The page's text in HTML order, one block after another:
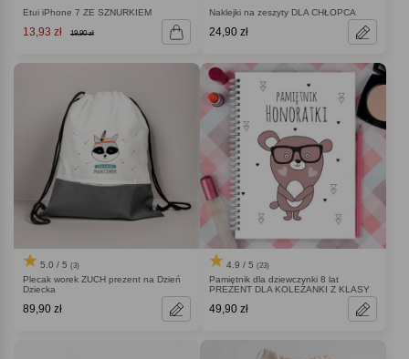
Etui iPhone 7 ZE SZNURKIEM
13,93 zł 19,90 zł
Naklejki na zeszyty DLA CHŁOPCA
24,90 zł
5.0 / 5 (3)
Plecak worek ZUCH prezent na Dzień
Dziecka
89,90 zł
4.9 / 5 (23)
Pamiętnik dla dziewczynki 8 lat
PREZENT DLA KOLEŻANKI Z KLASY
49,90 zł